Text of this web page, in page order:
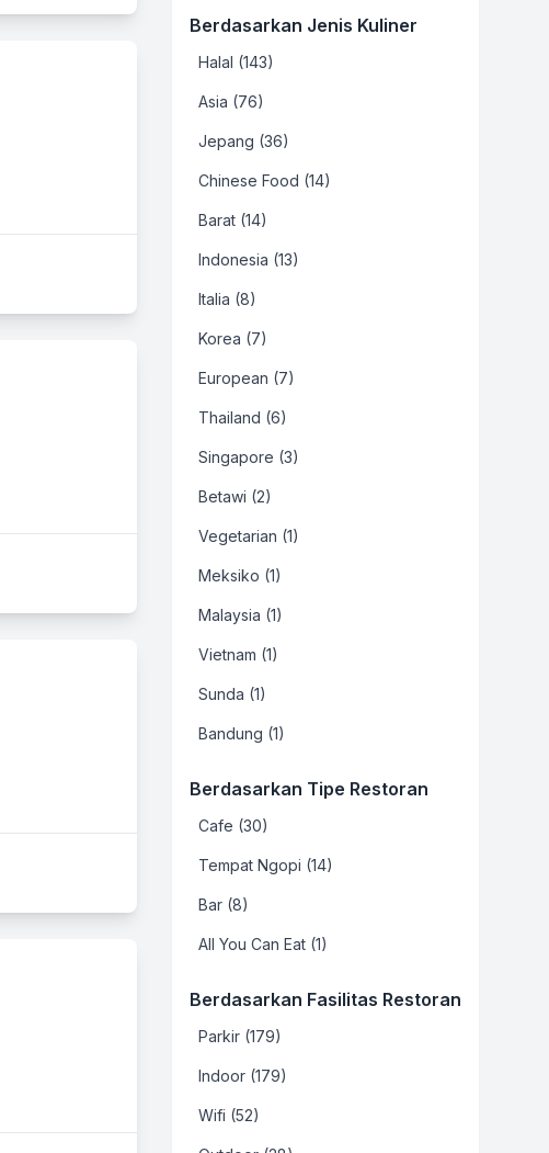
Berdasarkan Jenis Kuliner
Halal (143)
Asia (76)
Jepang (36)
Chinese Food (14)
Barat (14)
Indonesia (13)
Italia (8)
Korea (7)
European (7)
Thailand (6)
Singapore (3)
Betawi (2)
Vegetarian (1)
Meksiko (1)
Malaysia (1)
Vietnam (1)
Sunda (1)
Bandung (1)
Berdasarkan Tipe Restoran
Cafe (30)
Tempat Ngopi (14)
Bar (8)
All You Can Eat (1)
Berdasarkan Fasilitas Restoran
Parkir (179)
Indoor (179)
Wifi (52)